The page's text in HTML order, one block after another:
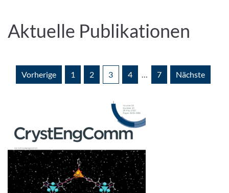
Aktuelle Publikationen
Vorherige 1 2 3 4 … 7 Nächste